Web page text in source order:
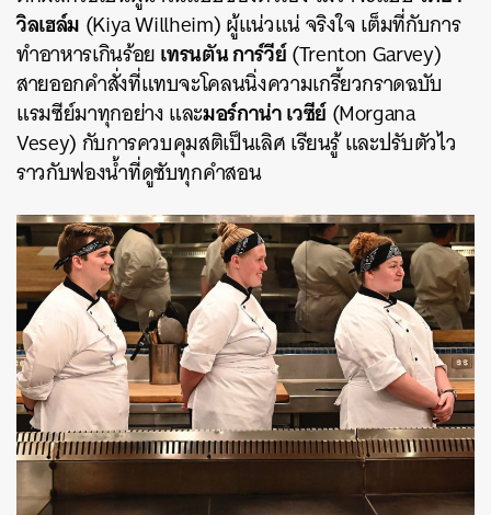
วิลเฮล์ม (Kiya Willheim) ผู้แน่วแน่ จริงใจ เต็มที่กับการ
ทำอาหารเกินร้อยเทรนตัน การ์วีย์(Trenton Garvey)
สายออกคำสั่งที่แทบจะโคลนนิ่งความเกรี้ยวกราดฉบับ
แรมซีย์มาทุกอย่าง และมอร์กาน่า เวซีย์(Morgana
Vesey) กับการควบคุมสติเป็นเลิศ เรียนรู้ และปรับตัวไว
ราวกับฟองน้ำที่ดูซับทุกคำสอน